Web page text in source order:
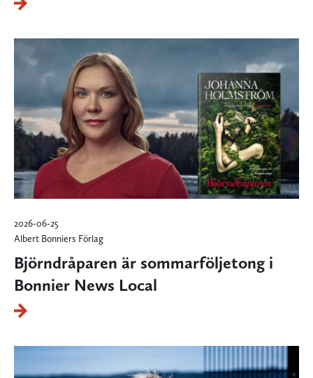
2026-06-25
Albert Bonniers Förlag
Björndråparen är sommarföljetong i
Bonnier News Local